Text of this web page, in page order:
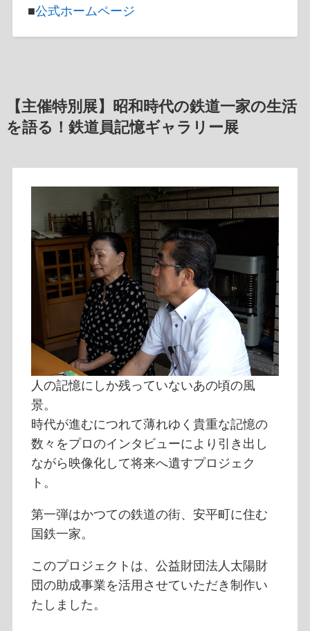
■公式ホームページ
【主催特別展】昭和時代の鉄道一家の生活
を語る！鉄道員記憶ギャラリー展
人の記憶にしか残っていないあの頃の風
景。
時代が進むにつれて薄れゆく貴重な記憶の
数々をプロのインタビューにより引き出し
ながら映像化して将来へ遺すプロジェク
ト。
第一弾はかつての鉄道の街、安平町に住む
国鉄一家。
このプロジェクトは、公益財団法人太陽財
団の助成事業を活用させていただき制作い
たしました。